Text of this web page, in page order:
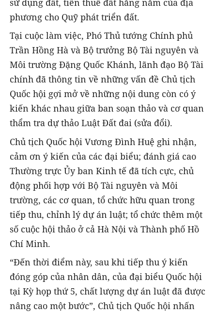
sử dụng đất, tiền thuê đất hằng năm của địa
phương cho Quỹ phát triển đất.
Tại cuộc làm việc, Phó Thủ tướng Chính phủ
Trần Hồng Hà và Bộ trưởng Bộ Tài nguyên và
Môi trường Đặng Quốc Khánh, lãnh đạo Bộ Tài
chính đã thông tin về những vấn đề Chủ tịch
Quốc hội gợi mở về những nội dung còn có ý
kiến khác nhau giữa ban soạn thảo và cơ quan
thẩm tra dự thảo Luật Đất đai (sửa đổi).
Chủ tịch Quốc hội Vương Đình Huệ ghi nhận,
cảm ơn ý kiến của các đại biểu; đánh giá cao
Thường trực Ủy ban Kinh tế đã tích cực, chủ
động phối hợp với Bộ Tài nguyên và Môi
trường, các cơ quan, tổ chức hữu quan trong
tiếp thu, chỉnh lý dự án luật; tổ chức thêm một
số cuộc hội thảo ở cả Hà Nội và Thành phố Hồ
Chí Minh.
“Đến thời điểm này, sau khi tiếp thu ý kiến
đóng góp của nhân dân, của đại biểu Quốc hội
tại Kỳ họp thứ 5, chất lượng dự án luật đã được
nâng cao một bước”, Chủ tịch Quốc hội nhấn